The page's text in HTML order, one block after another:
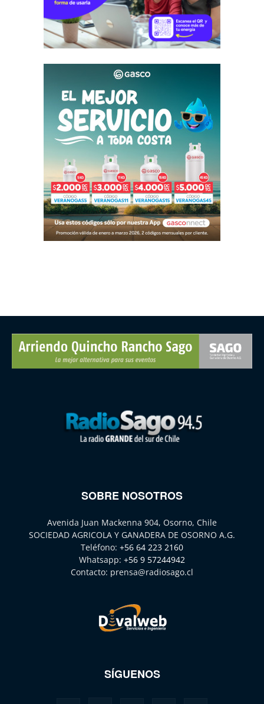
SOBRE NOSOTROS
Avenida Juan Mackenna 904, Osorno, Chile
SOCIEDAD AGRICOLA Y GANADERA DE OSORNO A.G.
Teléfono: +56 64 223 2160
Whatsapp: +56 9 57244942
Contacto: prensa@radiosago.cl
SÍGUENOS